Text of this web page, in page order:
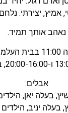
אמיץ, יצירתי.
נאהב אותך תמיד.
אבלים:
בעלה יאן,
בעלה יניב, הילדים